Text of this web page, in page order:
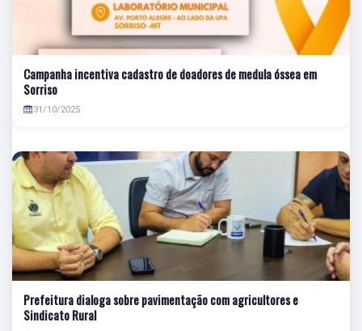
Campanha incentiva cadastro de doadores de medula óssea em
Sorriso
31/10/2025
Prefeitura dialoga sobre pavimentação com agricultores e
Sindicato Rural